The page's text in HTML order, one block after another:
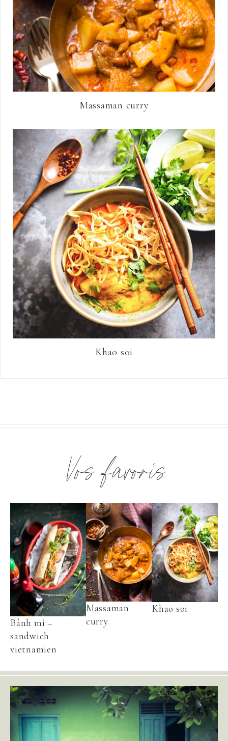
Massaman curry
Khao soi
Vos favoris
Bánh mì –
sandwich
vietnamien
Massaman
curry
Khao soi